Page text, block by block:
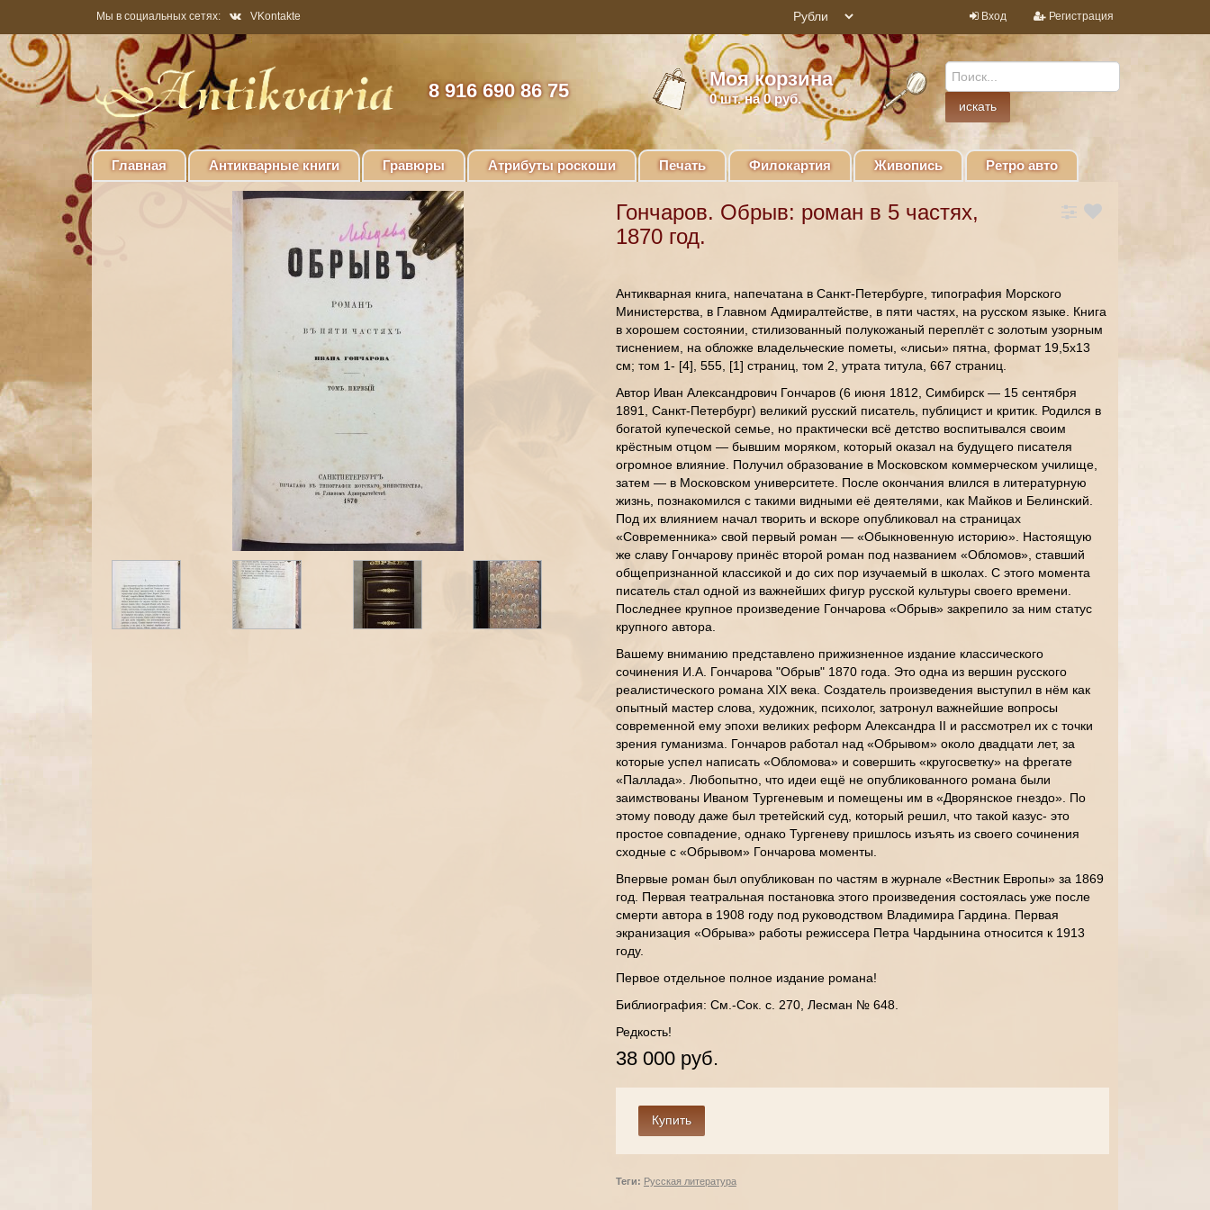
Мы в социальных сетях: VKontakte Вход Регистрация
8 916 690 86 75
Моя корзина
0шт. на 0 руб.
Главная Антикварные книги Гравюры Атрибуты роскоши Печать Филокартия Живопись Ретро авто
Гончаров. Обрыв: роман в 5 частях,
1870 год.
Антикварная книга, напечатана в Санкт-Петербурге, типография Морского
Министерства, в Главном Адмиралтействе, в пяти частях, на русском языке. Книга
в хорошем состоянии, стилизованный полукожаный переплёт с золотым узорным
тиснением, на обложке владельческие пометы, «лисьи» пятна, формат 19,5х13
см; том 1- [4], 555, [1] страниц, том 2, утрата титула, 667 страниц.
Автор Иван Александрович Гончаров (6 июня 1812, Симбирск — 15 сентября
1891, Санкт-Петербург) великий русский писатель, публицист и критик. Родился в
богатой купеческой семье, но практически всё детство воспитывался своим
крёстным отцом — бывшим моряком, который оказал на будущего писателя
огромное влияние. Получил образование в Московском коммерческом училище,
затем — в Московском университете. После окончания влился в литературную
жизнь, познакомился с такими видными её деятелями, как Майков и Белинский.
Под их влиянием начал творить и вскоре опубликовал на страницах
«Современника» свой первый роман — «Обыкновенную историю». Настоящую
же славу Гончарову принёс второй роман под названием «Обломов», ставший
общепризнанной классикой и до сих пор изучаемый в школах. С этого момента
писатель стал одной из важнейших фигур русской культуры своего времени.
Последнее крупное произведение Гончарова «Обрыв» закрепило за ним статус
крупного автора.
Вашему вниманию представлено прижизненное издание классического
сочинения И.А. Гончарова "Обрыв" 1870 года. Это одна из вершин русского
реалистического романа XIX века. Создатель произведения выступил в нём как
опытный мастер слова, художник, психолог, затронул важнейшие вопросы
современной ему эпохи великих реформ Александра II и рассмотрел их с точки
зрения гуманизма. Гончаров работал над «Обрывом» около двадцати лет, за
которые успел написать «Обломова» и совершить «кругосветку» на фрегате
«Паллада». Любопытно, что идеи ещё не опубликованного романа были
заимствованы Иваном Тургеневым и помещены им в «Дворянское гнездо». По
этому поводу даже был третейский суд, который решил, что такой казус- это
простое совпадение, однако Тургеневу пришлось изъять из своего сочинения
сходные с «Обрывом» Гончарова моменты.
Впервые роман был опубликован по частям в журнале «Вестник Европы» за 1869
год. Первая театральная постановка этого произведения состоялась уже после
смерти автора в 1908 году под руководством Владимира Гардина. Первая
экранизация «Обрыва» работы режиссера Петра Чардынина относится к 1913
году.
Первое отдельное полное издание романа!
Библиография: См.-Сок. с. 270, Лесман № 648.
Редкость!
38 000 руб.
Теги: Русская литература